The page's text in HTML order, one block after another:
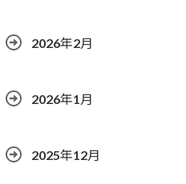
2026年2月
2026年1月
2025年12月